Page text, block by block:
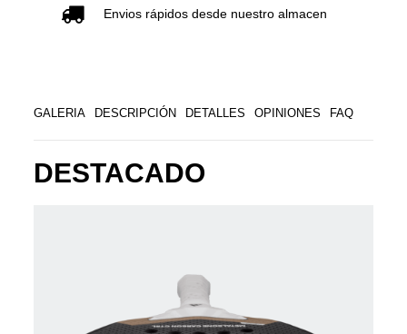
Envios rápidos desde nuestro almacen
GALERIA DESCRIPCIÓN DETALLES OPINIONES FAQ
DESTACADO